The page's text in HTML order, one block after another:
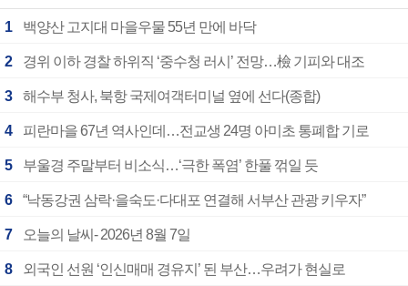
1 백양산 고지대 마을우물 55년 만에 바닥
2 경위 이하 경찰 하위직 ‘중수청 러시’ 전망…檢 기피와 대조
3 해수부 청사, 북항 국제여객터미널 옆에 선다(종합)
4 피란마을 67년 역사인데…전교생 24명 아미초 통폐합 기로
5 부울경 주말부터 비소식…‘극한 폭염’ 한풀 꺾일 듯
6 “낙동강권 삼락·을숙도·다대포 연결해 서부산 관광 키우자”
7 오늘의 날씨- 2026년 8월 7일
8 외국인 선원 ‘인신매매 경유지’ 된 부산…우려가 현실로